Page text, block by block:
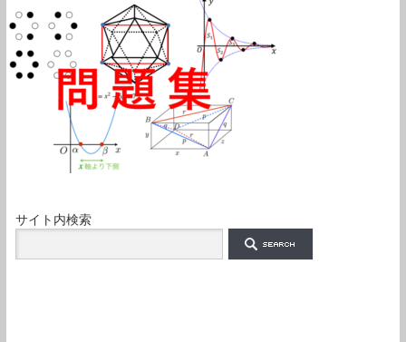
サイト内検索